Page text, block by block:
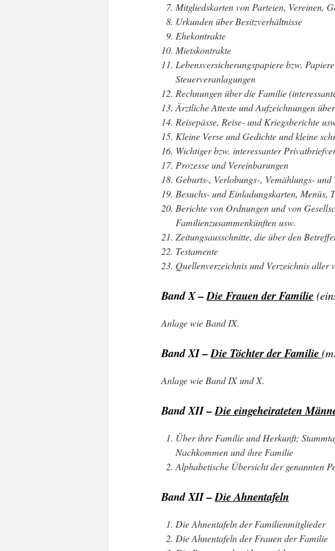
Mitgliedskarten von Parteien, Vereinen,
Urkunden über Besitzverhältnisse
Ehekontrakte
Mietskontrakte
Lebensversicherungspapiere bzw.
Steuerveranlagungen
Rechnungen über die Familie
Ärztliche Atteste und Aufzeichnungen
Reisepässe, Reise- und Kriegsberichte
Kleine Verse und Gedichte und kleine
Wichtiger bzw. interessanter
Prozesse und Vereinbarungen
Geburts-, Verlobungs-‚ Vemählungs- und
Besuchs- und Einladungskarten, Menüs,
Berichte von Ordnungen und von
Familienzusammenkünften usw.
Zeitungsausschnitte, die über den
Testamente
Quellenverzeichnis und Verzeichnis aller
Band X –Die Frauen der Familie
Anlage wie Band IX.
Band XI –Die Töchter der Familie
Anlage wie Band IX und X.
Band XII –Die eingeheirateten
Über ihre Familie und Herkunft;
Nachkommen und ihre Familie
Alphabetische Übersicht der genannten
Band XII –Die Ahnentafeln
Die Ahnentafeln der Familienmitglieder
Die Ahnentafeln der Frauen der Familie